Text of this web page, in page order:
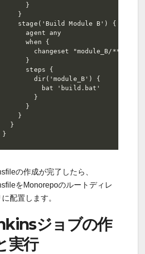
      }
    }
    stage('Build Module B') {
      agent any
      when {
        changeset "module_B/**"
      }
      steps {
        dir('module_B') {
          bat 'build.bat'
        }
      }
    }
  }
}
の作成が完了したら、
をMonorepoのルートディレ
配置します。
ジョブの作
実行